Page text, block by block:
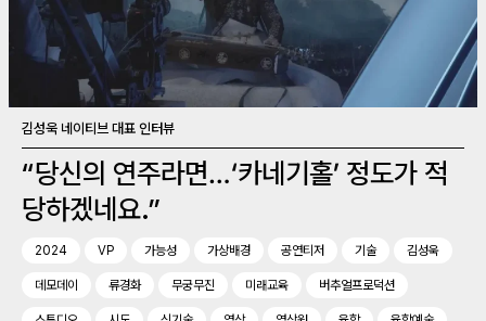
김성욱 네이티브 대표 인터뷰
“당신의 연주라면…‘카네기홀’ 정도가 적
당하겠네요.”
2024 VP 가능성 가상배경 공연티저 기술 김성욱
데모데이 류경화 무궁무진 미래교육 버추얼프로덕션